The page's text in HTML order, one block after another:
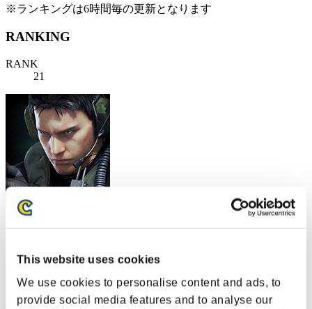
This website uses cookies
We use cookies to personalise content and ads, to
provide social media features and to analyse our
※ランキングは6時間毎の更新となります
RANKING
RANK
21
Checo191
RANK
22